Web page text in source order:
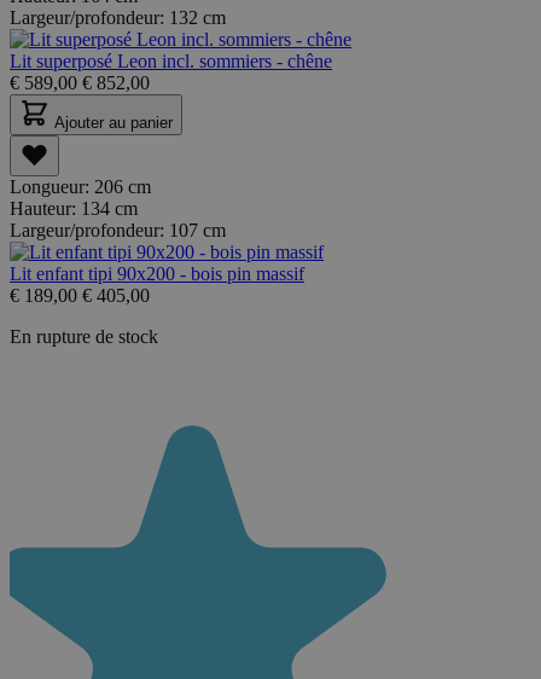
Largeur/profondeur: 132 cm
Lit superposé Leon incl. sommiers - chêne
€ 589,00 € 852,00
Ajouter au panier
Longueur: 206 cm
Hauteur: 134 cm
Largeur/profondeur: 107 cm
Lit enfant tipi 90x200 - bois pin massif
€ 189,00 € 405,00
En rupture de stock